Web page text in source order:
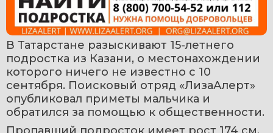
В Татарстане разыскивают 15-летнего
подростка из Казани, о местонахождении
которого ничего не известно с 10
сентября. Поисковый отряд «ЛизаАлерт»
опубликовал приметы мальчика и
обратился за помощью к общественности.